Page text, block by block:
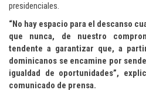
presidenciales.
“No hay espacio para el descanso
que nunca, de nuestro
tendente a garantizar que, a
dominicanos se encamine por
igualdad de oportunidades”,
comunicado de prensa.